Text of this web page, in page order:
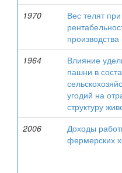
1970
Вес телят
1964
Влияние
пашни в
угодий на
структуру
2006
Доходы
фермерских